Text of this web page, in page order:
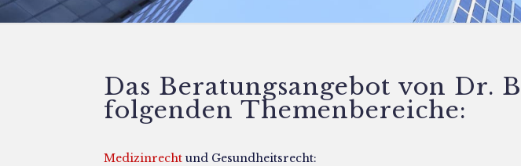
Das Beratungsangebot von Dr.
folgenden Themenbereiche:
Medizinrecht und Gesundheitsrecht: